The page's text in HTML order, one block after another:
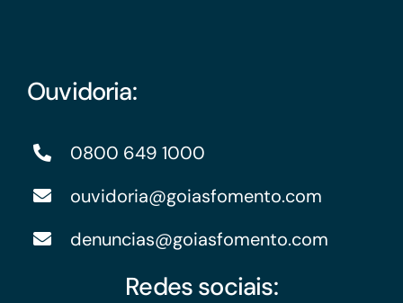
Ouvidoria:
0800 649 1000
ouvidoria@goiasfomento.com
denuncias@goiasfomento.com
Redes sociais: